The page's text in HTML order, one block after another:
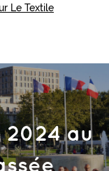
Le Textile
au